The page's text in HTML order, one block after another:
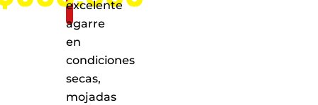
excelente
agarre
en
condiciones
secas,
mojadas